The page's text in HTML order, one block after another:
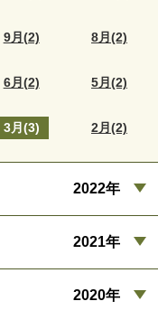
9月(2) 8月(2)
6月(2) 5月(2)
3月(3) 2月(2)
2022年
2021年
2020年